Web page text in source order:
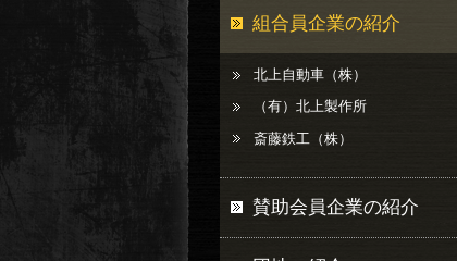
組合員企業の紹介
北上自動車（株）
（有）北上製作所
斎藤鉄工（株）
賛助会員企業の紹介